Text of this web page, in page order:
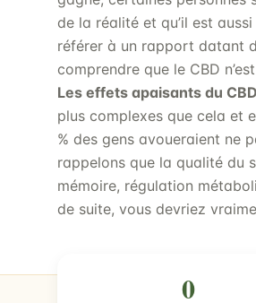
de la réalité et qu’il est
référer à un rapport datant
comprendre que le CBD
Les effets apaisants du
plus complexes que cela et
% des gens avoueraient ne
rappelons que la qualité du
mémoire, régulation
de suite, vous devriez
0